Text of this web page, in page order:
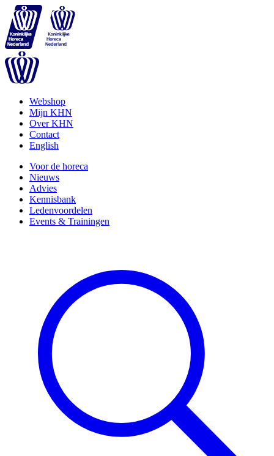
Webshop
Mijn KHN
Over KHN
Contact
English
Voor de horeca
Nieuws
Advies
Kennisbank
Ledenvoordelen
Events & Trainingen